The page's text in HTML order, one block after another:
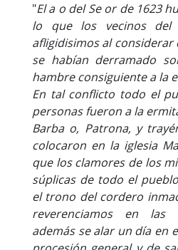
"El a o del Se or de 1623
lo que los vecinos del
afligidisimos al
se habían derramado
hambre consiguiente a la
En tal conflicto todo el
personas fueron a la
Barba o, Patrona, y
colocaron en la iglesia
que los clamores de los
súplicas de todo el
el trono del cordero
reverenciamos en las
además se alar un día en